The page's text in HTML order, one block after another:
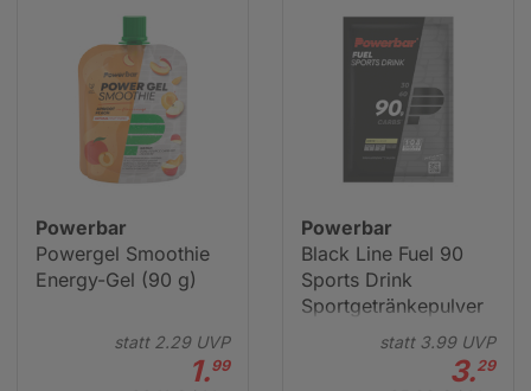
Powerbar
Powergel Smoothie
Energy-Gel (90 g)
statt 2.29UVP
1.99
Powerbar
Black Line Fuel 90
Sports Drink
Sportgetränkepulver
statt 3.99UVP
3.29